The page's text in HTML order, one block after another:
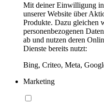
Mit deiner Einwilligung
unserer Website über
Produkte. Dazu gleichen
personenbezogenen
ab und nutzen deren
Dienste bereits nutzt:
Bing, Criteo, Meta,
Marketing